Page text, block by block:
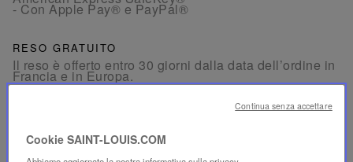
- Con Apple Pay® e PayPal®
RESO GRATUITO
Il reso è offerto entro 30 giorni dalla data dell’ordine in
Francia e in Europa.
Il nostro servizio clienti è disponibile dal lunedì al
venerdì, dalle 10:00 alle 18:00.
Cookie SAINT-LOUIS.COM
Continua senza accettare